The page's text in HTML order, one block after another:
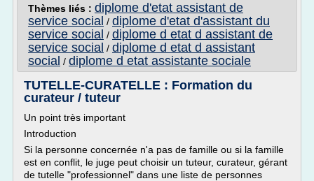
Thèmes liés : diplome d'etat assistant de
service social / diplome d'etat d'assistant du
service social / diplome d etat d assistant de
service social / diplome d etat d assistant
social / diplome d etat assistante sociale
TUTELLE-CURATELLE : Formation du
curateur / tuteur
Un point très important
Introduction
Si la personne concernée n'a pas de famille ou si la famille
est en conflit, le juge peut choisir un tuteur, curateur, gérant
de tutelle "professionnel" dans une liste de personnes